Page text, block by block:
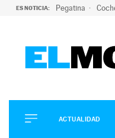
ES NOTICIA: Pegatina
ELÉCTRICOS
CONDUCIR
ACTUALIDAD